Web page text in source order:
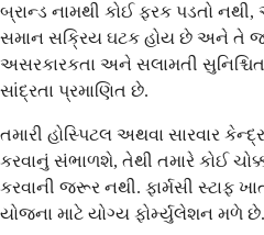
બ્રાન્ડ નામથી કોઈ ફરક પડતો
સમાન સક્રિય ઘટક હોય છે અને તે જ
અસરકારકતા અને સલામતી
સાંદ્રતા પ્રમાણિત છે.
તમારી હોસ્પિટલ અથવા સારવાર
કરવાનું સંભાળશે, તેથી તમારે કોઈ
કરવાની જરૂર નથી. ફાર્મસી સ્ટાફ
યોજના માટે યોગ્ય ફોર્મ્યુલેશન મળે છે.